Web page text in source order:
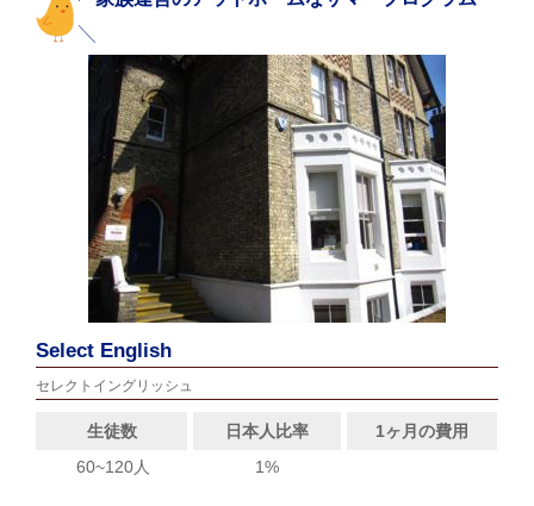
Select English
セレクトイングリッシュ
生徒数 日本人比率
1ヶ月の費用
60~120人
1%